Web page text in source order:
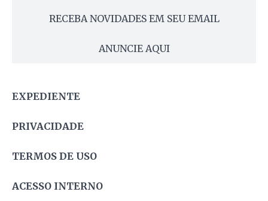
RECEBA NOVIDADES EM SEU EMAIL
ANUNCIE AQUI
EXPEDIENTE
PRIVACIDADE
TERMOS DE USO
ACESSO INTERNO